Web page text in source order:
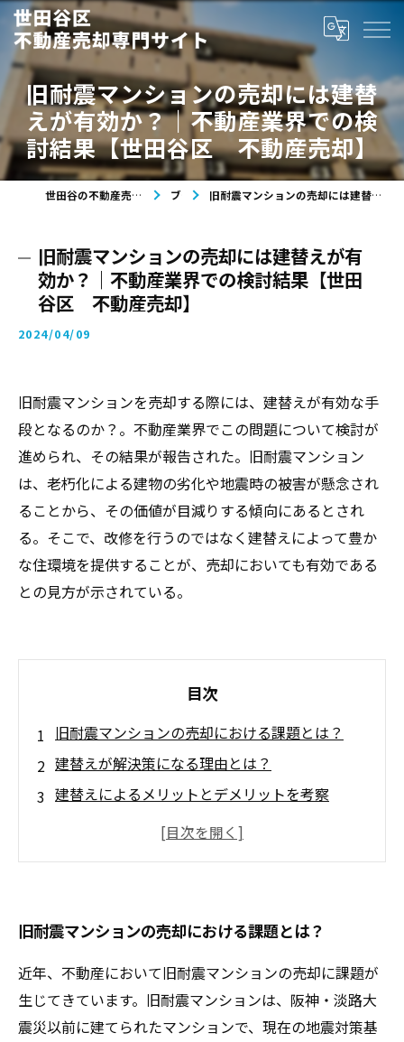
旧耐震マンションの売却には建替
えが有効か？｜不動産業界での検
討結果【世田谷区 不動産売却】
世田谷の不動産売却なら世田谷区不動産売却専門サイト ブログ 旧耐震マンションの売却には建替えが有効か？｜不動産業界での検討結果【世田谷区 不動産売却】
旧耐震マンションの売却には建替えが有
効か？｜不動産業界での検討結果【世田
谷区 不動産売却】
2024/04/09
旧耐震マンションを売却する際には、建替えが有効な手
段となるのか？。不動産業界でこの問題について検討が
進められ、その結果が報告された。旧耐震マンション
は、老朽化による建物の劣化や地震時の被害が懸念され
ることから、その価値が目減りする傾向にあるとされ
る。そこで、改修を行うのではなく建替えによって豊か
な住環境を提供することが、売却においても有効である
との見方が示されている。
目次
旧耐震マンションの売却における課題とは？
建替えが解決策になる理由とは？
建替えによるメリットとデメリットを考察
売却前の建替え費用の見積もりと売却価格の関
旧耐震マンションの売却における課題とは？
近年、不動産において旧耐震マンションの売却に課題が
生じてきています。旧耐震マンションは、阪神・淡路大
震災以前に建てられたマンションで、現在の地震対策基